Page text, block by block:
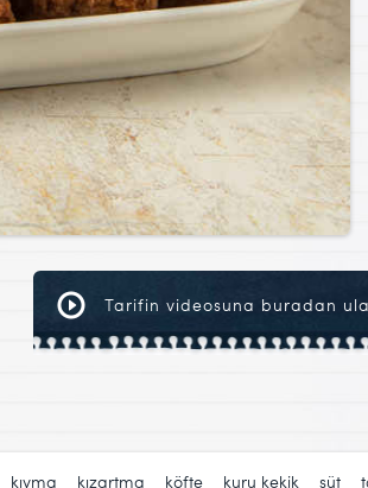
Tarifin videosuna buradan
kıyma kızartma köfte kuru kekik süt